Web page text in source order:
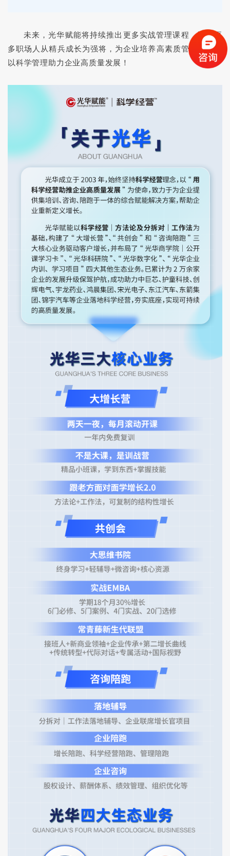
未来，光华赋能将持续推出更多实战管理课程，陪伴更
多职场人从精兵成长为强将， 为企业培养高素质管理人才，
以科学管理助力企业高质量发展！